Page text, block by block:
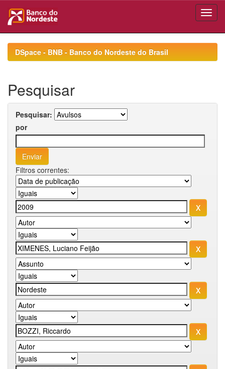
navigationDSpace - BNB - Banco do Nordeste do Brasil
Pesquisar
Pesquisar:
por
Filtros correntes: